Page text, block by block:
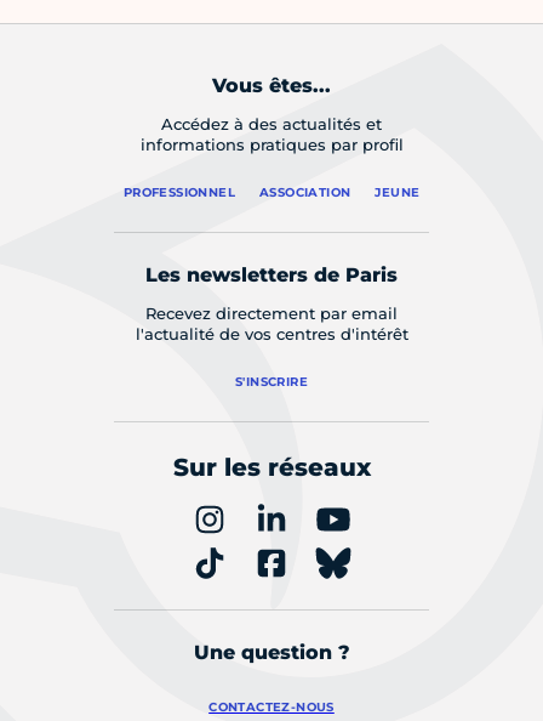
Vous êtes...
Accédez à des actualités et
informations pratiques par profil
PROFESSIONNEL ASSOCIATION JEUNE
Les newsletters de Paris
Recevez directement par email
l'actualité de vos centres d'intérêt
S'INSCRIRE
Sur les réseaux
Une question ?
CONTACTEZ-NOUS